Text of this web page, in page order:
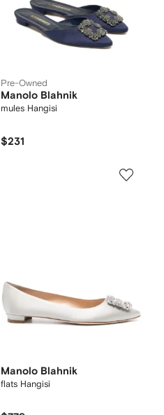
Pre-Owned
Manolo Blahnik
mules Hangisi
$231
Manolo Blahnik
flats Hangisi